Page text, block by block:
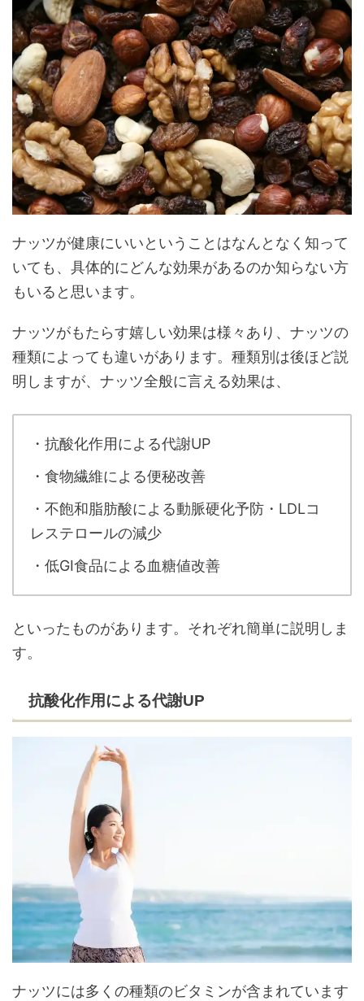
ナッツが健康にいいということはなんとなく知って
いても、具体的にどんな効果があるのか知らない方
もいると思います。
ナッツがもたらす嬉しい効果は様々あり、ナッツの
種類によっても違いがあります。種類別は後ほど説
明しますが、ナッツ全般に言える効果は、
・抗酸化作用による代謝UP
・食物繊維による便秘改善
・不飽和脂肪酸による動脈硬化予防・LDLコ
レステロールの減少
・低GI食品による血糖値改善
といったものがあります。それぞれ簡単に説明しま
す。
抗酸化作用による代謝UP
ナッツには多くの種類のビタミンが含まれています